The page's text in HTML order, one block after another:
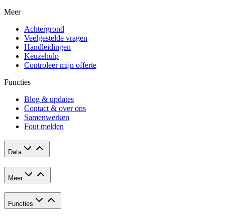
Meer
Achtergrond
Veelgestelde vragen
Handleidingen
Keuzehulp
Controleer mijn offerte
Functies
Blog & updates
Contact & over ons
Samenwerken
Fout melden
Data
Meer
Functies